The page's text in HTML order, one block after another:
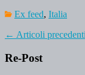
Ex feed, Italia
← Articoli precedenti
Re-Post